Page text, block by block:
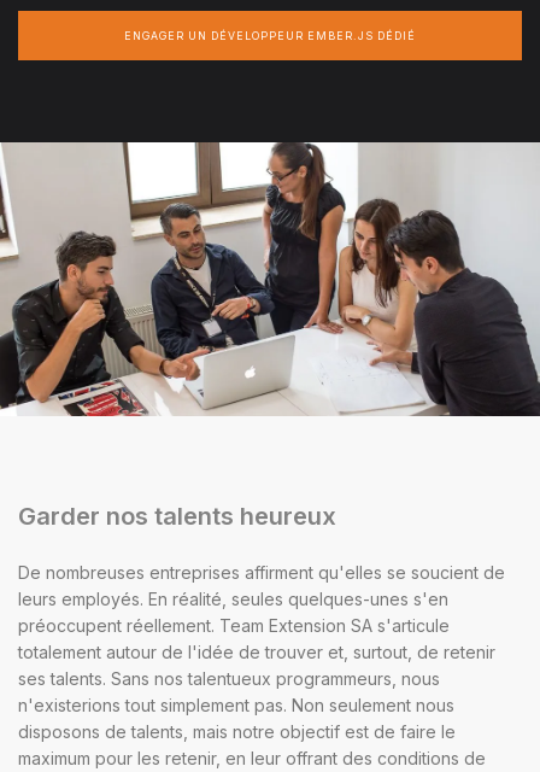
ENGAGER UN DÉVELOPPEUR EMBER.JS DÉDIÉ
Garder nos talents heureux
De nombreuses entreprises affirment qu'elles se soucient de
leurs employés. En réalité, seules quelques-unes s'en
préoccupent réellement. Team Extension SA s'articule
totalement autour de l'idée de trouver et, surtout, de retenir
ses talents. Sans nos talentueux programmeurs, nous
n'existerions tout simplement pas. Non seulement nous
disposons de talents, mais notre objectif est de faire le
maximum pour les retenir, en leur offrant des conditions de